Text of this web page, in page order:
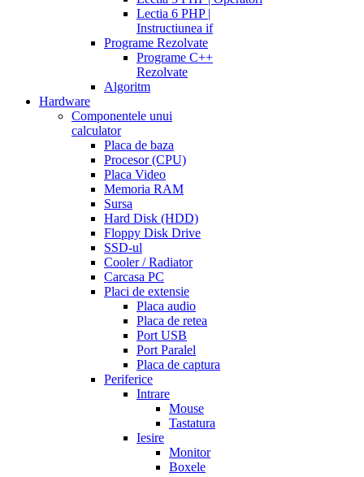
Lectia 6 PHP |
Instructiunea if
Programe Rezolvate
Programe C++
Rezolvate
Algoritm
Hardware
Componentele unui
calculator
Placa de baza
Procesor (CPU)
Placa Video
Memoria RAM
Sursa
Hard Disk (HDD)
Floppy Disk Drive
SSD-ul
Cooler / Radiator
Carcasa PC
Placi de extensie
Placa audio
Placa de retea
Port USB
Port Paralel
Placa de captura
Periferice
Intrare
Mouse
Tastatura
Iesire
Monitor
Boxele